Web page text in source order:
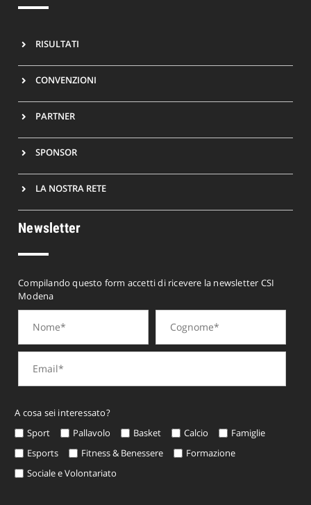
RISULTATI
CONVENZIONI
PARTNER
SPONSOR
LA NOSTRA RETE
Newsletter
Compilando questo form accetti di ricevere la newsletter CSI
Modena
A cosa sei interessato?
Sport
Pallavolo Basket Calcio
Famiglie
Esports
Fitness & Benessere
Formazione
Sociale e Volontariato